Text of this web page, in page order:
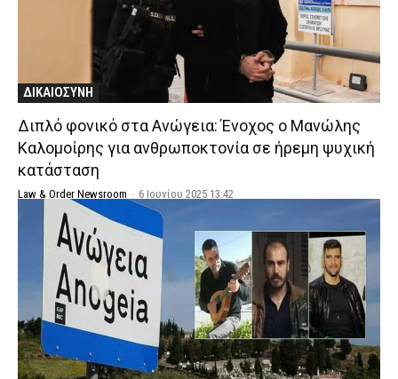
ΔΙΚΑΙΟΣΥΝΗ
Διπλό φονικό στα Ανώγεια: Ένοχος ο Μανώλης
Καλομοίρης για ανθρωποκτονία σε ήρεμη ψυχική
κατάσταση
Law & Order Newsroom - 6 Ιουνίου 2025 13:42